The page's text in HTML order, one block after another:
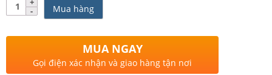
là:
30.000₫.là:
20.000₫.
Số
lượng
Mua hàng
MUA NGAY
Gọi điện xác nhận và giao hàng tận nơi